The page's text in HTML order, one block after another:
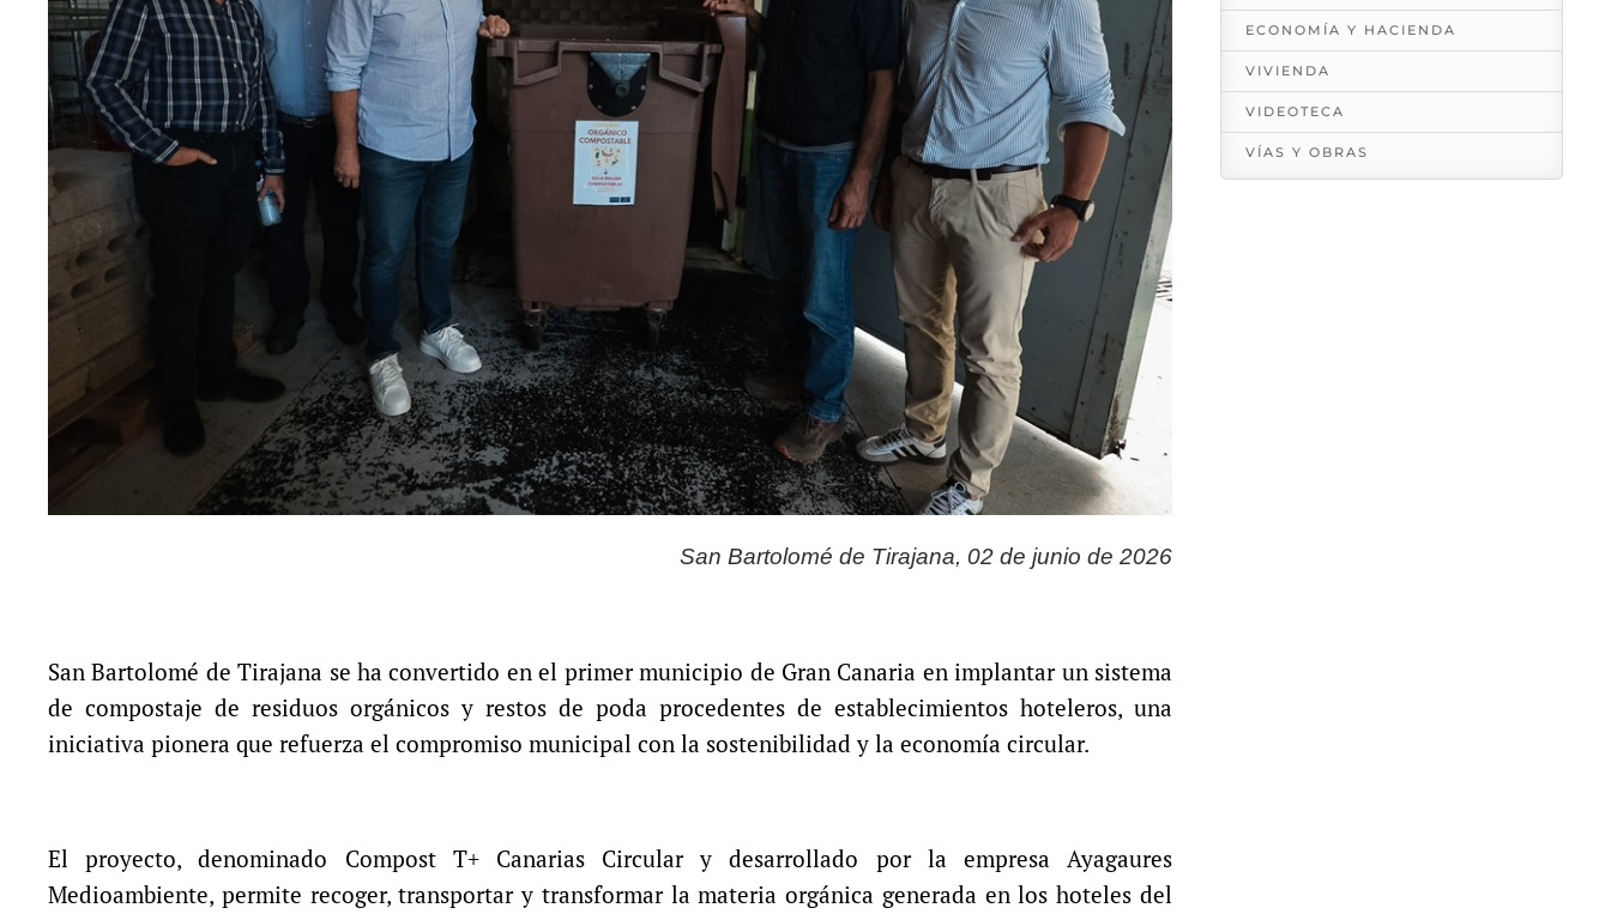
San Bartolomé de Tirajana, 02 de junio de 2026
San Bartolomé de Tirajana se ha convertido en el primer municipio de Gran Canaria en implantar un sistema
de compostaje de residuos orgánicos y restos de poda procedentes de establecimientos hoteleros, una
iniciativa pionera que refuerza el compromiso municipal con la sostenibilidad y la economía circular.
El proyecto, denominado Compost T+ Canarias Circular y desarrollado por la empresa Ayagaures
Medioambiente, permite recoger, transportar y transformar la materia orgánica generada en los hoteles del
ECONOMÍA Y HACIENDA
VIVIENDA
VIDEOTECA
VÍAS Y OBRAS